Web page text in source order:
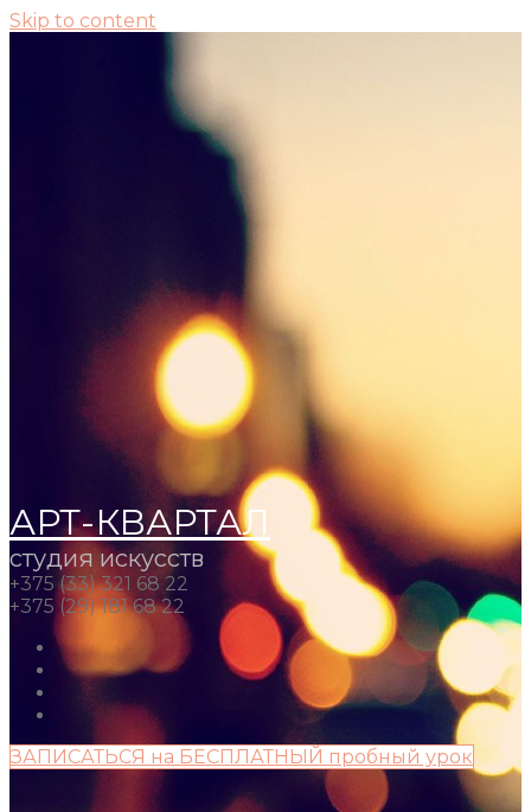
Skip to content
АРТ-КВАРТАЛ
студия искусств
+375 (33) 321 68 22
+375 (29) 181 68 22
ЗАПИСАТЬСЯ на БЕСПЛАТНЫЙ пробный урок